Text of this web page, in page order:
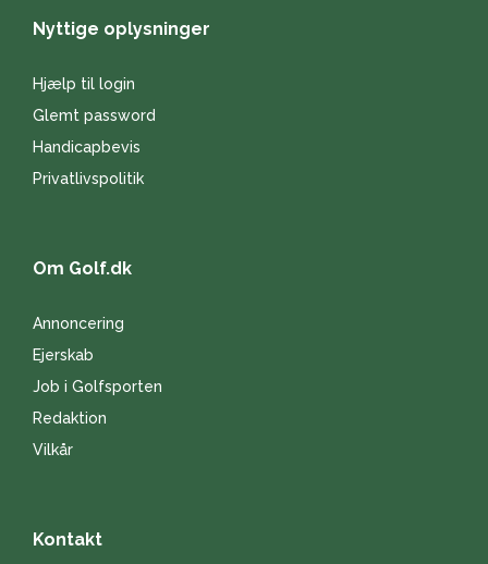
Nyttige oplysninger
Hjælp til login
Glemt password
Handicapbevis
Privatlivspolitik
Om Golf.dk
Annoncering
Ejerskab
Job i Golfsporten
Redaktion
Vilkår
Kontakt